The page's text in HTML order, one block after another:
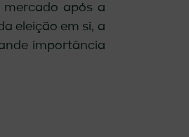
após a
eleição em si, a
importância